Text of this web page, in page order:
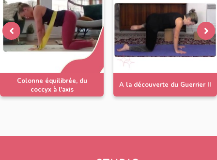
Colonne équilibrée, du
coccyx à l'axis
A la découverte du Guerrier II